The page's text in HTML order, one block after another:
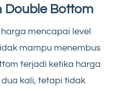
Double Bottom
mencapai level
mampu menembus
terjadi ketika harga
kali, tetapi tidak